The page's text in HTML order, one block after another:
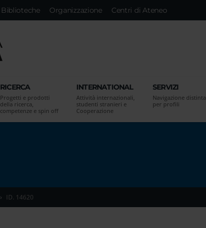
Biblioteche Organizzazione Centri di Ateneo
RICERCA
Progetti e prodotti
della ricerca,
competenze e spin off
INTERNATIONAL
Attività internazionali,
studenti stranieri e
Cooperazione
SERVIZI
Navigazione distinta
per profili
ID. 14620